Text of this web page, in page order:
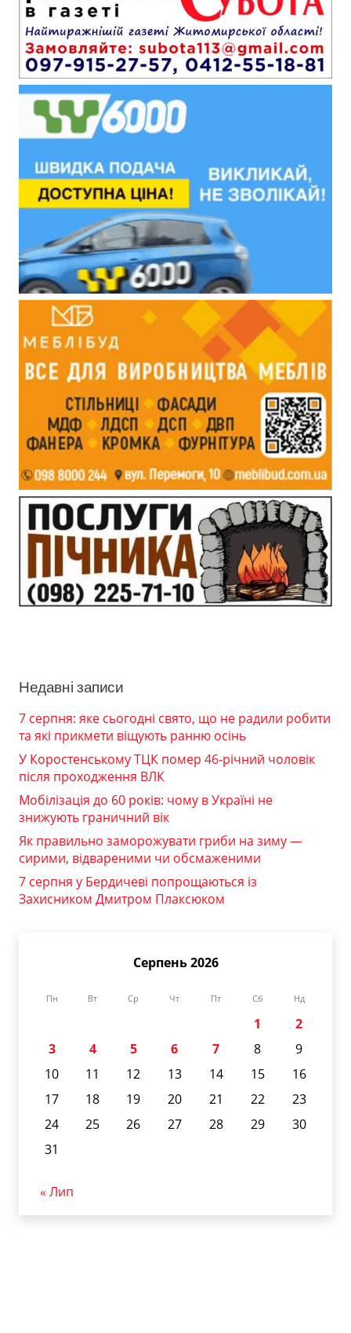
Недавні записи
7 серпня: яке сьогодні свято, що не радили робити
та які прикмети віщують ранню осінь
У Коростенському ТЦК помер 46-річний чоловік
після проходження ВЛК
Мобілізація до 60 років: чому в Україні не
знижують граничний вік
Як правильно заморожувати гриби на зиму —
сирими, відвареними чи обсмаженими
7 серпня у Бердичеві попрощаються із
Захисником Дмитром Плаксюком
Серпень 2026
Пн Вт Ср Чт Пт Сб Нд
1
2
3
4 5 6 7 8
9
10
11 12 13 14 15
16
17
18 19 20 21 22
23
24
25 26 27 28 29
30
31
« Лип